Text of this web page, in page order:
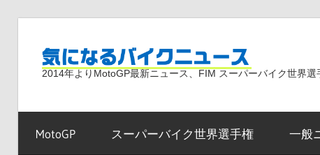
気
に
2014年よりMotoGP最新ニュース、FIM スーパーバイク世界
MotoGP スーパーバイク世界選手権 一般